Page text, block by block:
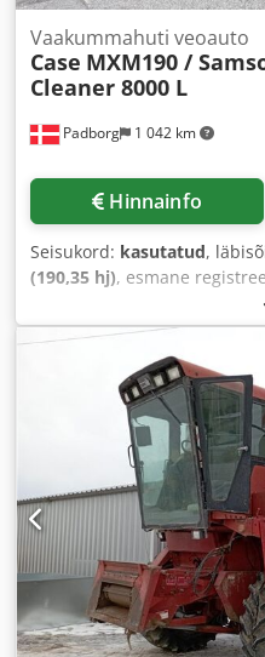
Padborg 1 042 km
Vaakummahuti veoauto
Case MXM190 /
Cleaner 8000 L
Hinnainfo
Seisukord: kasutatud,
(190,35 hj), esmane